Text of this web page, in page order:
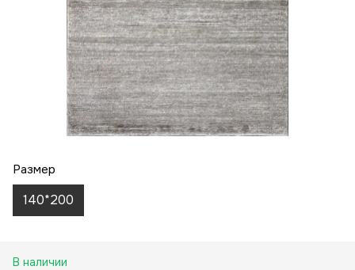
Размер
140*200
В наличии